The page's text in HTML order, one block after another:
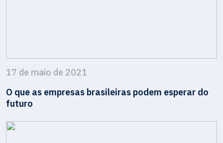
17 de maio de 2021
O que as empresas brasileiras podem esperar do
futuro